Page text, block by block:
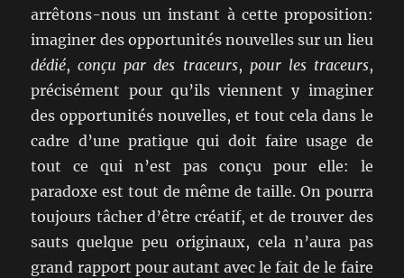
arrêtons-nous un instant à cette proposition:
imaginer des opportunités nouvelles sur un lieu
dédié,conçu par des traceurs, pour les traceurs,
précisément pour qu’ils viennent y imaginer
des opportunités nouvelles, et tout cela dans le
cadre d’une pratique qui doit faire usage de
tout ce qui n’est pas conçu pour elle: le
paradoxe est tout de même de taille. On pourra
toujours tâcher d’être créatif, et de trouver des
sauts quelque peu originaux, cela n’aura pas
grand rapport pour autant avec le fait de le faire